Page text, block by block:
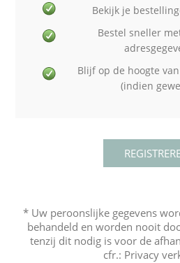
Bekijk je
Bestel sneller
Blijf op de hoogte
(indien
* Uw peroonslijke gegevens
behandeld en worden nooit
tenzij dit nodig is voor de
cfr.: Privacy